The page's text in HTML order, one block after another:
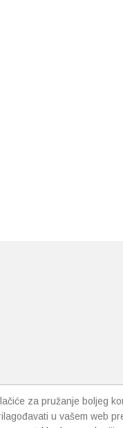
za pružanje boljeg
u vašem web